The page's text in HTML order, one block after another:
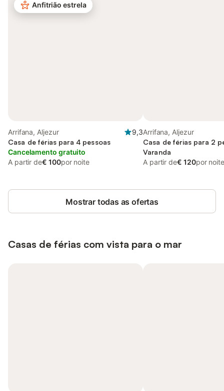
Anfitrião estrela
Arrifana, Aljezur
9,3
Casa de férias para 4 pessoas
Cancelamento gratuito
A partir de€ 100por noite
Arrifana, Aljezur
Casa de férias para 2
Varanda
A partir de€ 120por noite
Mostrar todas as ofertas
Casas de férias com vista para o mar